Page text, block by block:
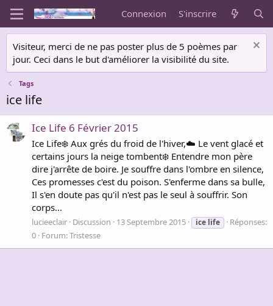
Connexion S'inscrire
Visiteur, merci de ne pas poster plus de 5 poèmes par
jour. Ceci dans le but d'améliorer la visibilité du site.
Tags
ice life
Ice Life 6 Février 2015
Ice Life❄️ Aux grés du froid de l'hiver,☁️ Le vent glacé et
certains jours la neige tombent❄️ Entendre mon père
dire j'arrête de boire. Je souffre dans l'ombre en silence,
Ces promesses c'est du poison. S'enferme dans sa bulle,
Il s'en doute pas qu'il n'est pas le seul à souffrir. Son
corps...
lucieeclair Discussion 13 Septembre 2015 ice life
Réponses:
0 Forum:Tristesse